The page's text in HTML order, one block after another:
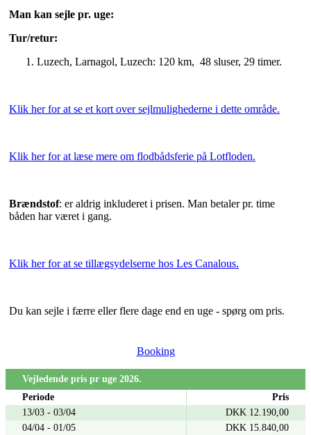
Man kan sejle pr. uge:
Tur/retur:
Luzech, Larnagol, Luzech: 120 km, 48 sluser, 29 timer.
Klik her for at se et kort over sejlmulighederne i dette område.
Klik her for at læse mere om flodbådsferie på Lotfloden.
Brændstof: er aldrig inkluderet i prisen. Man betaler pr. time
båden har været i gang.
Klik her for at se tillægsydelserne hos Les Canalous.
Du kan sejle i færre eller flere dage end en uge - spørg om pris.
Booking
Vejledende pris pr uge 2026.
Periode
Pris
13/03 - 03/04
DKK 12.190,00
04/04 - 01/05
DKK 15.840,00